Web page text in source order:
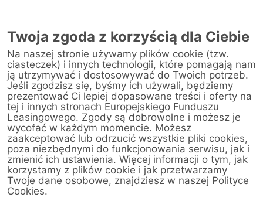
Warsztat
Strona główna/ Obsługa klienta/Centrum Likwidacji Szkód
WTC Sp. z o.o (Opole)
< Powrót do listy placówek
WTC Sp. z o.o
(Opole)
Wyznacz trasę
Twoja zgoda z korzyścią dla Ciebie
Na naszej stronie używamy plików cookie (tzw.
ciasteczek) i innych technologii, które pomagają nam
ją utrzymywać i dostosowywać do Twoich potrzeb.
Jeśli zgodzisz się, byśmy ich używali, będziemy
prezentować Ci lepiej dopasowane treści i oferty na
tej i innych stronach Europejskiego Funduszu
Leasingowego. Zgody są dobrowolne i możesz je
wycofać w każdym momencie. Możesz
zaakceptować lub odrzucić wszystkie pliki cookies,
poza niezbędnymi do funkcjonowania serwisu, jak i
zmienić ich ustawienia. Więcej informacji o tym, jak
korzystamy z plików cookie i jak przetwarzamy
Twoje dane osobowe, znajdziesz w naszej Polityce
Cookies.